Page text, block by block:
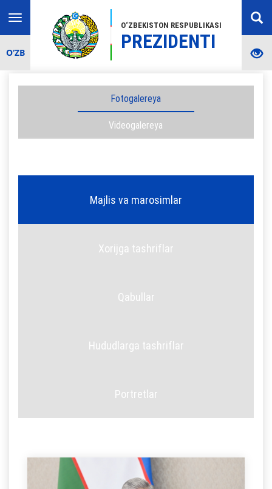
O‘ZBEKISTON RESPUBLIKASI
PREZIDENTI
Toggle
navigation
O‘ZB
Fotogalereya
Videogalereya
Majlis va marosimlar
Xorijga tashriflar
Qabullar
Hududlarga tashriflar
Portretlar